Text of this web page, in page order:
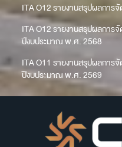
ITA O12 รายงานสรุปผลกา
ITA O12 รายงานสรุปผลการ
ปีงบประมาณ พ.ศ. 2568
ITA O11 รายงานสรุปผลการ
ปีงบประมาณ พ.ศ. 2569